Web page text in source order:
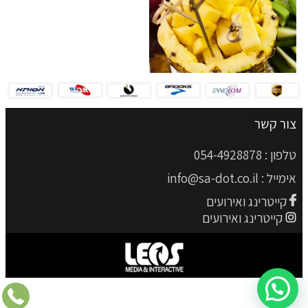
צור קשר
טלפון : 054-4928878
אימייל : info@sa-dot.co.il
קייטרינג ואירועים
קייטרינג ואירועים